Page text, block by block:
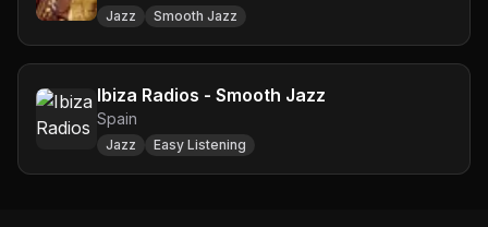
Jazz Smooth Jazz
Ibiza Radios - Smooth Jazz
Spain
Jazz Easy Listening